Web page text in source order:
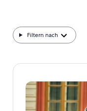
Filtern nach